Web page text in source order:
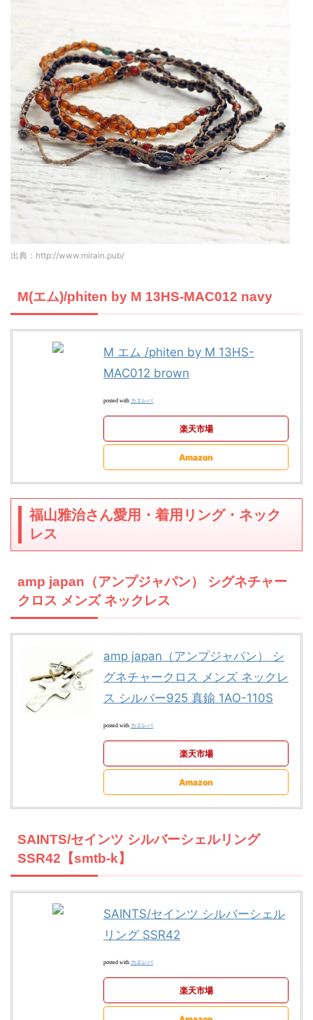
出典：http://www.mirain.pub/
M(エム)/phiten by M 13HS-MAC012 navy
M エム /phiten by M 13HS-
MAC012 brown
posted with カエレバ
楽天市場
Amazon
福山雅治さん愛用・着用リング・ネック
レス
amp japan（アンプジャパン） シグネチャー
クロス メンズ ネックレス
amp japan（アンプジャパン） シ
グネチャークロス メンズ ネックレ
ス シルバー925 真鍮 1AO-110S
posted with カエレバ
楽天市場
Amazon
SAINTS/セインツ シルバーシェルリング
SSR42【smtb-k】
SAINTS/セインツ シルバーシェル
リング SSR42
posted with カエレバ
楽天市場